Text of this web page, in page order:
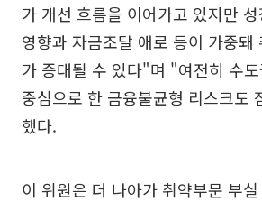
가 개선 흐름을 이어가고 있지만
영향과 자금조달 애로 등이 가중돼
가 증대될 수 있다"며 "여전히 수
중심으로 한 금융불균형 리스크도
했다.
이 위원은 더 나아가 취약부문 부